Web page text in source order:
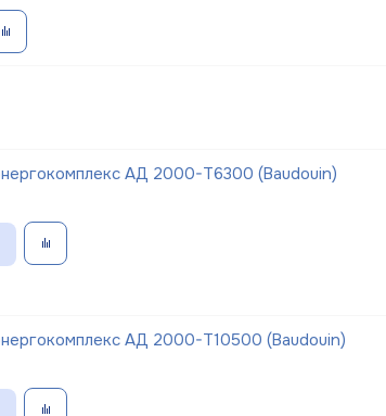
АД 2000-Т6300 (Baudouin)
АД 2000-Т10500 (Baudouin)